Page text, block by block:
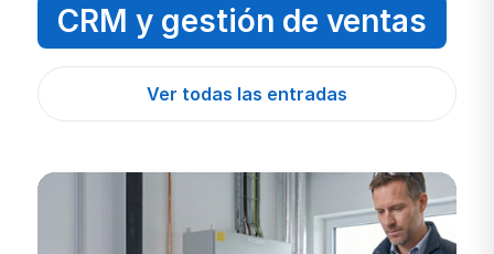
CRM y gestión de ventas
Ver todas las entradas